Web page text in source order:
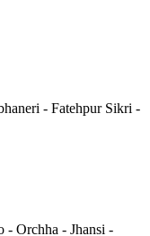
- Fatehpur Sikri -
- Orchha - Jhansi -